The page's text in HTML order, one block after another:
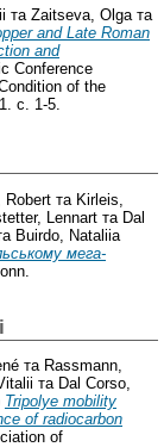
та Zaitseva, Olga та
and Late Roman
and
Conference
of the
с. 1-5.
Robert та Kirleis,
Lennart та Dal
Buirdo, Nataliia
мега-
та Rassmann,
та Dal Corso,
Tripolye mobility
of radiocarbon
of